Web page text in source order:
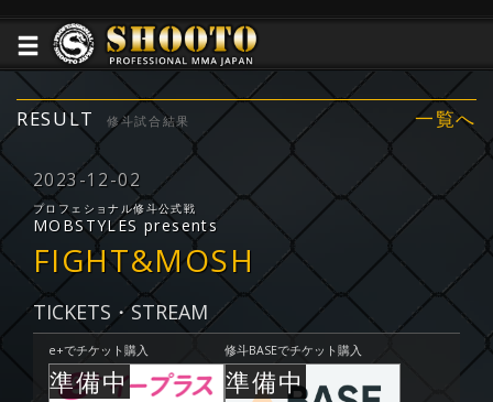
RESULT 修斗試合結果 一覧へ
2023-12-02
プロフェショナル修斗公式戦
MOBSTYLES presents
FIGHT&MOSH
TICKETS・STREAM
e+でチケット購入 修斗BASEでチケット購入